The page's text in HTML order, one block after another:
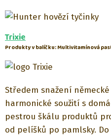
Trixie
Produkty v balíčku: Multivitamínová
Středem snažení
harmonické soužití s
pestrou škálu produktů
od pelíšků po pamlsky.